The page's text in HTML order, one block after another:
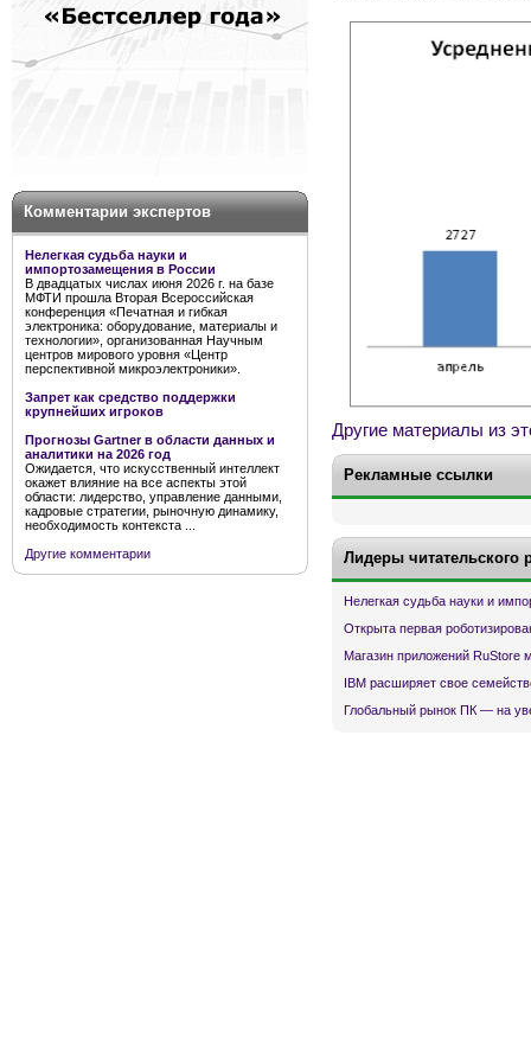
Комментарии экспертов
Нелегкая судьба науки и
импортозамещения в России
В двадцатых числах июня 2026 г. на базе
МФТИ прошла Вторая Всероссийская
конференция «Печатная и гибкая
электроника: оборудование, материалы и
технологии», организованная Научным
центров мирового уровня «Центр
перспективной микроэлектроники».
Запрет как средство поддержки
крупнейших игроков
Прогнозы Gartner в области данных и
аналитики на 2026 год
Ожидается, что искусственный интеллект
окажет влияние на все аспекты этой
области: лидерство, управление данными,
кадровые стратегии, рыночную динамику,
необходимость контекста ...
Другие комментарии
Другие материалы из
Рекламные ссылки
Лидеры читательского
Нелегкая судьба науки и
Открыта первая
Магазин приложений RuStore
IBM расширяет свое
Глобальный рынок ПК — на